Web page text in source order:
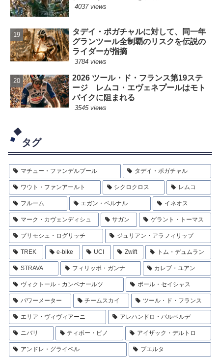
4037 views
タデイ・ポガチャルに対して、同一年
グランツール全制覇のリスクを伝説の
ライダーが指摘
3784 views
2026 ツール・ド・フランス第19ステ
ージ レムコ・エヴェネプールはモト
バイクに阻まれる
3545 views
タグ
マチュー・ファンデルプール タデイ・ポガチャル
ワウト・ファンアールト シクロクロス レムコ
フルーム エガン・ベルナル イネオス
マーク・カヴェンディシュ サガン ゲラント・トーマス
プリモシュ・ログリッチ ジュリアン・アラフィリップ
TREK e-bike UCI Zwift トム・デュムラン
STRAVA フィリッポ・ガンナ カレブ・ユアン
ヴィクトール・カンペナールツ ポール・セイシャス
パワーメーター チームスカイ ツール・ド・フランス
エリア・ヴィヴィアーニ アレハンドロ・バルベルデ
ニバリ ティボー・ピノ アイザック・デルトロ
アンドレ・グライペル ブエルタ